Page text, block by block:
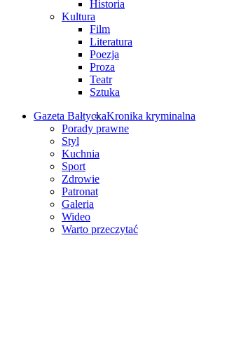
Historia
Kultura
Film
Literatura
Poezja
Proza
Teatr
Sztuka
Gazeta BałtyckaKronika kryminalna
Porady prawne
Styl
Kuchnia
Sport
Zdrowie
Patronat
Galeria
Wideo
Warto przeczytać